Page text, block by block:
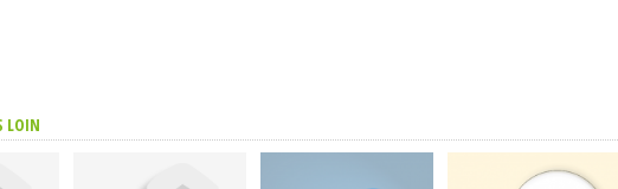
LOIN